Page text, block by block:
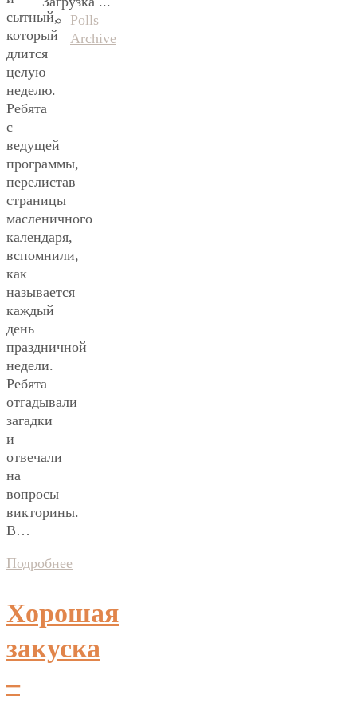
сытный,
который
длится
целую
неделю.
Ребята
с
ведущей
программы,
перелистав
страницы
масленичного
календаря,
вспомнили,
как
называется
каждый
день
праздничной
недели.
Ребята
отгадывали
загадки
и
отвечали
на
вопросы
викторины.
В…
Подробнее
Хорошая
закуска
–
Polls
Archive